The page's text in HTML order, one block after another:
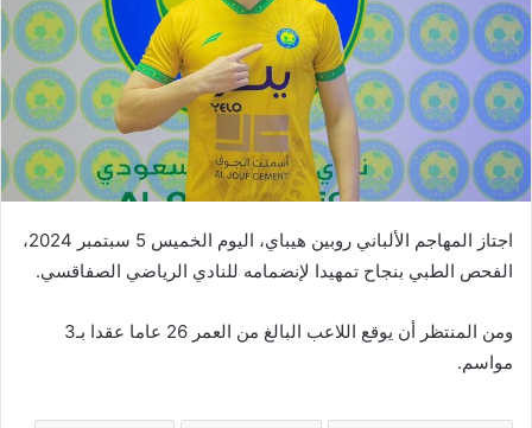
اجتاز المهاجم الألباني روبين هيباي، اليوم الخميس 5 سبتمبر 2024،
الفحص الطبي بنجاح تمهيدا لإنضمامه للنادي الرياضي الصفاقسي.
ومن المنتظر أن يوقع اللاعب البالغ من العمر 26 عاما عقدا بـ3
مواسم.